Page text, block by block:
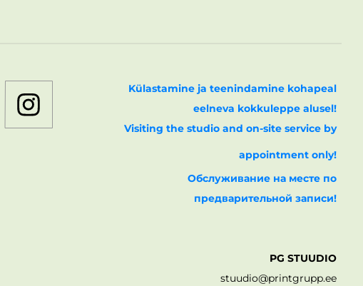
Külastamine ja teenindamine kohapeal
eelneva kokkuleppe alusel!
Visiting the studio and on-site service by
appointment only!
Обслуживание на месте по
предварительной записи!
PG STUUDIO
stuudio@printgrupp.ee